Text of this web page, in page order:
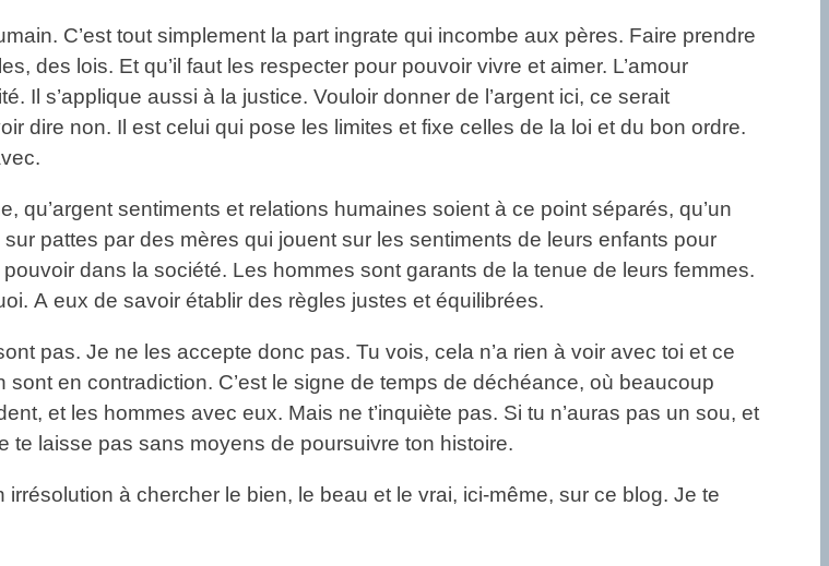
C’est tout simplement la part ingrate qui incombe aux pères. Faire prendre
des lois. Et qu’il faut les respecter pour pouvoir vivre et aimer. L’amour
Il s’applique aussi à la justice. Vouloir donner de l’argent ici, ce serait
dire non. Il est celui qui pose les limites et fixe celles de la loi et du bon ordre.
qu’argent sentiments et relations humaines soient à ce point séparés, qu’un
pattes par des mères qui jouent sur les sentiments de leurs enfants pour
dans la société. Les hommes sont garants de la tenue de leurs femmes.
A eux de savoir établir des règles justes et équilibrées.
pas. Je ne les accepte donc pas. Tu vois, cela n’a rien à voir avec toi et ce
sont en contradiction. C’est le signe de temps de déchéance, où beaucoup
et les hommes avec eux. Mais ne t’inquiète pas. Si tu n’auras pas un sou, et
te laisse pas sans moyens de poursuivre ton histoire.
à chercher le bien, le beau et le vrai, ici-même, sur ce blog. Je te